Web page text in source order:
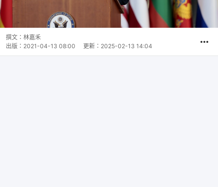
撰文： 林嘉禾
出版： 2021-04-13 08:00 更新： 2025-02-13 14:04